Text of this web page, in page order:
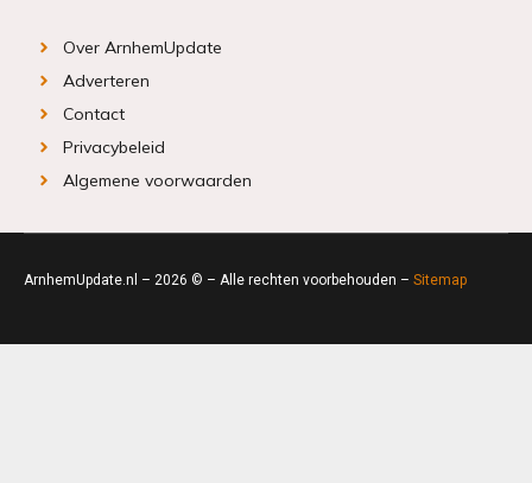
Over ArnhemUpdate
Adverteren
Contact
Privacybeleid
Algemene voorwaarden
ArnhemUpdate.nl – 2026 © – Alle rechten voorbehouden – Sitemap